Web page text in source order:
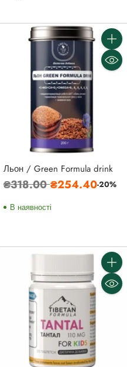
Льон / Green Formula drink
Звичайна
₴318.00₴254.40-20%
В наявності